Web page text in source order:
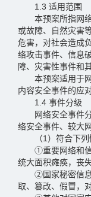
1.3 适用范围
本预案所指网络
或故障、自然灾害
危害，对社会造成
络攻击事件、信息
障、灾害性事件和
本预案适用于网
内容安全事件的应
1.4 事件分级
网络安全事件分
络安全事件、较大
（1）符合下列情
①重要网络和信
统大面积瘫痪，丧
②国家秘密信息
取、篡改、假冒，